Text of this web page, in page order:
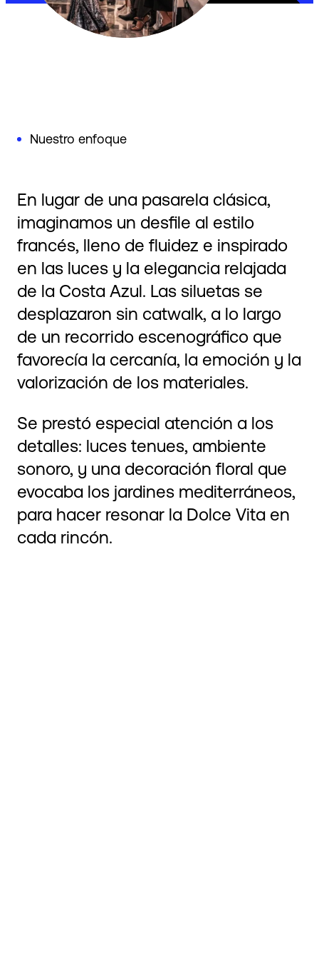
Nuestro enfoque
En lugar de una pasarela clásica,
imaginamos un desfile al estilo
francés, lleno de fluidez e inspirado
en las luces y la elegancia relajada
de la Costa Azul. Las siluetas se
desplazaron sin catwalk, a lo largo
de un recorrido escenográfico que
favorecía la cercanía, la emoción y la
valorización de los materiales.
Se prestó especial atención a los
detalles: luces tenues, ambiente
sonoro, y una decoración floral que
evocaba los jardines mediterráneos,
para hacer resonar la Dolce Vita en
cada rincón.